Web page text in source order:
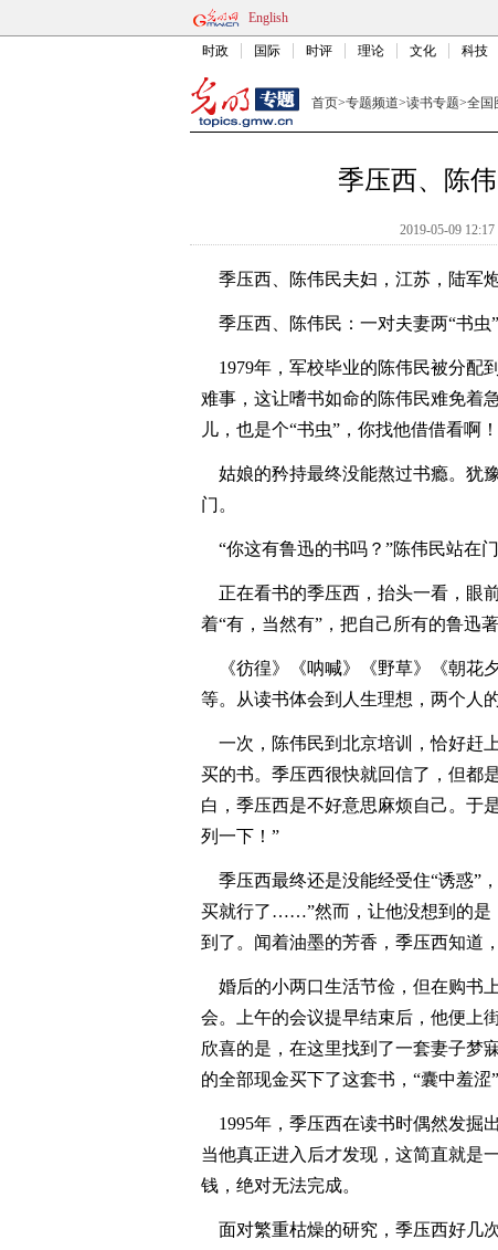
English
时政 国际 时评 理论 文化 科技
首页>专题频道>读书专题>全国
季压西、陈
2019-05-09 12:17
季压西、陈伟民夫妇，江苏，陆军
季压西、陈伟民：一对夫妻两“书虫”
1979年，军校毕业的陈伟民被分配
难事，这让嗜书如命的陈伟民难免着
儿，也是个“书虫”，你找他借借看啊！
姑娘的矜持最终没能熬过书瘾。犹
门。
“你这有鲁迅的书吗？”陈伟民站在
正在看书的季压西，抬头一看，眼
着“有，当然有”，把自己所有的鲁迅
《彷徨》《呐喊》《野草》《朝花
等。从读书体会到人生理想，两个人
一次，陈伟民到北京培训，恰好赶
买的书。季压西很快就回信了，但都
白，季压西是不好意思麻烦自己。于
列一下！”
季压西最终还是没能经受住“诱惑”
买就行了……”然而，让他没想到的是
到了。闻着油墨的芳香，季压西知道
婚后的小两口生活节俭，但在购书
会。上午的会议提早结束后，他便上
欣喜的是，在这里找到了一套妻子梦
的全部现金买下了这套书，“囊中羞涩
1995年，季压西在读书时偶然发掘
当他真正进入后才发现，这简直就是
钱，绝对无法完成。
面对繁重枯燥的研究，季压西好几